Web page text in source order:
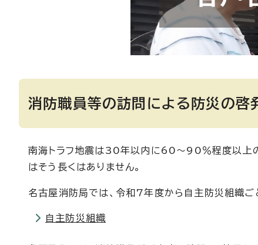
消防職員等の訪問による防災の啓
南海トラフ地震は30年以内に60～90％程度以上
はそう長くはありません。
名古屋消防局では、令和7年度から自主防災組織ご
自主防災組織